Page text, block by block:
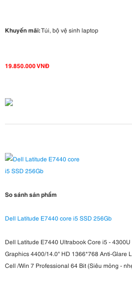
Khuyến mãi:Túi, bộ vệ sinh laptop
19.850.000 VNĐ
So sánh sản phẩm
Dell Latitude E7440 core i5 SSD 256Gb
Dell Latitude E7440 Ultrabook Core i5 -
Graphics 4400/14.0" HD 1366*768 Anti-Glare
Cell /Win 7 Professional 64 Bit (Siêu mỏng -